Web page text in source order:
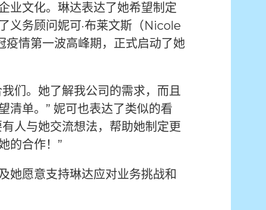
业文化。琳达表达了她希望制定
义务顾问妮可·布莱文斯（Nicole
情第一波高峰期，正式启动了她
们。她了解我公司的需求，而且
清单。” 妮可也表达了类似的看
人与她交流想法，帮助她制定更
的合作！”
她愿意支持琳达应对业务挑战和